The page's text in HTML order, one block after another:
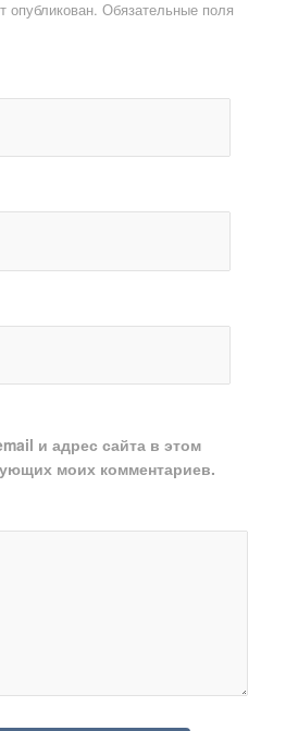
опубликован. Обязательные поля
и адрес сайта в этом
моих комментариев.